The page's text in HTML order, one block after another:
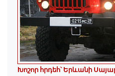
Խոշոր հրդեհ՝ Երևանի